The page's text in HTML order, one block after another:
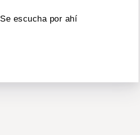
Se escucha por ahí